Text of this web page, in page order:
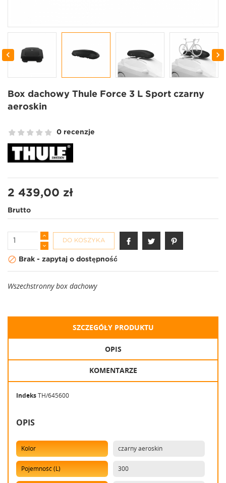
 
Box dachowy Thule Force 3 L Sport czarny
aeroskin
0 recenzje
2 439,00 zł
Brutto
DO KOSZYKA
 Brak - zapytaj o dostępność
Wszechstronny box dachowy
SZCZEGÓŁY PRODUKTU
OPIS
KOMENTARZE
IndeksTH/645600
OPIS
Kolor czarny aeroskin
Pojemność (l) 300